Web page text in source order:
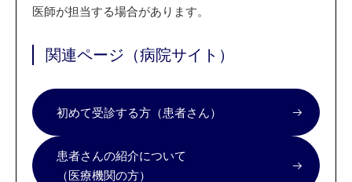
医師が担当する場合があります。
関連ページ（病院サイト）
初めて受診する方（患者さん）
患者さんの紹介について
（医療機関の方）